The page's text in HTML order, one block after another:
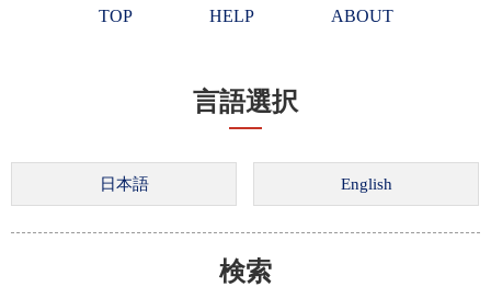
TOP HELP ABOUT
言語選択
検索